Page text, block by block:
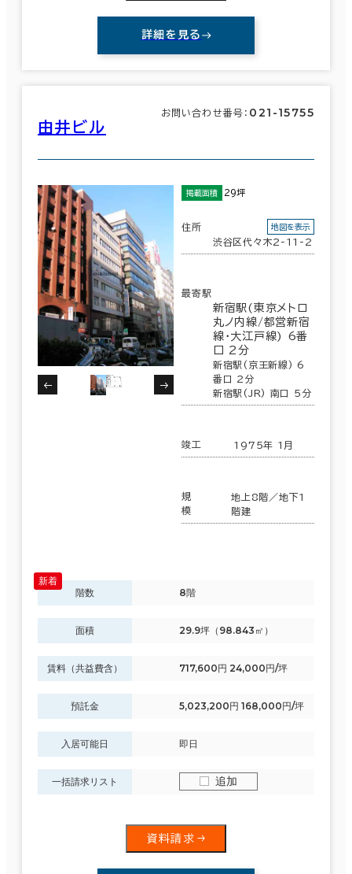
詳細を見る
由井ビル
お問い合わせ番号： 021-15755
掲載面積 29坪
住所
渋谷区代々木2-11-2
地図を表示
最寄駅
新宿駅(東京メトロ
丸ノ内線/都営新宿
線･大江戸線) 6番
口 2分
新宿駅(京王新線) 6
番口 2分
新宿駅(JR) 南口 5分
竣工 1975年 1月
規
模
地上8階／地下1
階建
階数 8階
面積 29.9坪（98.843㎡）
賃料（共益費含） 717,600円 24,000円/坪
預託金 5,023,200円 168,000円/坪
入居可能日 即日
一括請求リスト 追加
資料請求